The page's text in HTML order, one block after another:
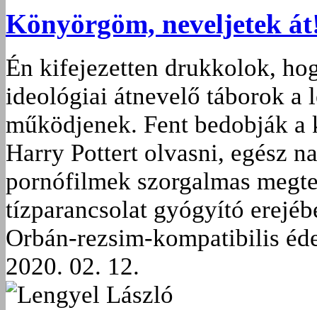
Könyörgöm, neveljetek
Én kifejezetten drukkolok,
ideológiai átnevelő táborok a
működjenek. Fent bedobják
Harry Pottert olvasni, egész
pornófilmek szorgalmas
tízparancsolat gyógyító
Orbán-rezsim-kompatibilis
2020. 02. 12.
Lengyel László